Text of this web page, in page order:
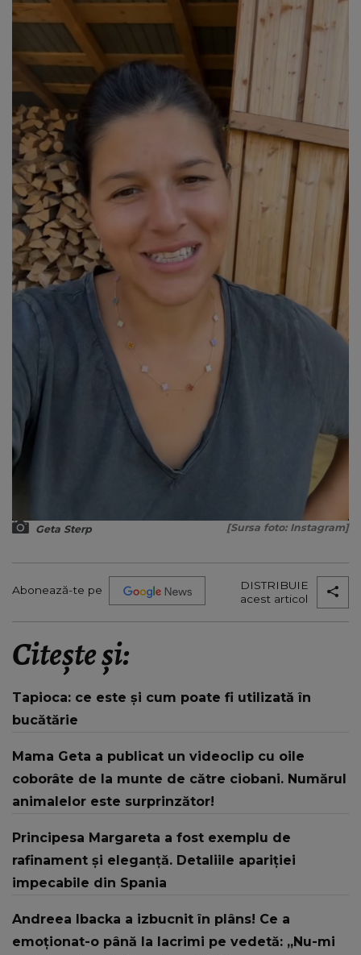
Geta Sterp [Sursa foto: Instagram]
Abonează-te pe
DISTRIBUIE
acest articol
Citește și:
Tapioca: ce este și cum poate fi utilizată în
bucătărie
Mama Geta a publicat un videoclip cu oile
coborâte de la munte de către ciobani. Numărul
animalelor este surprinzător!
Principesa Margareta a fost exemplu de
rafinament și eleganță. Detaliile apariției
impecabile din Spania
Andreea Ibacka a izbucnit în plâns! Ce a
emoționat-o până la lacrimi pe vedetă: „Nu-mi